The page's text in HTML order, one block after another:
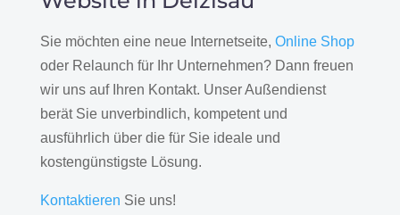
Sie möchten eine neue Internetseite, Online Shop
oder Relaunch für Ihr Unternehmen? Dann freuen
wir uns auf Ihren Kontakt. Unser Außendienst
berät Sie unverbindlich, kompetent und
ausführlich über die für Sie ideale und
kostengünstigste Lösung.
Kontaktieren Sie uns!